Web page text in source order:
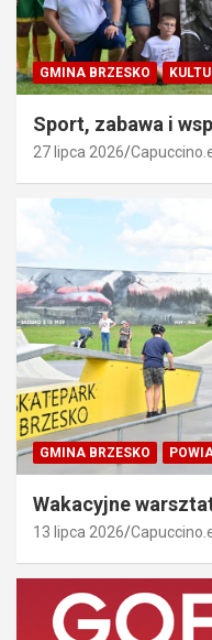
GMINA BRZESKO
Sport, zabawa i
27 lipca 2026
GMINA BRZESKO
Wakacyjne
13 lipca 2026